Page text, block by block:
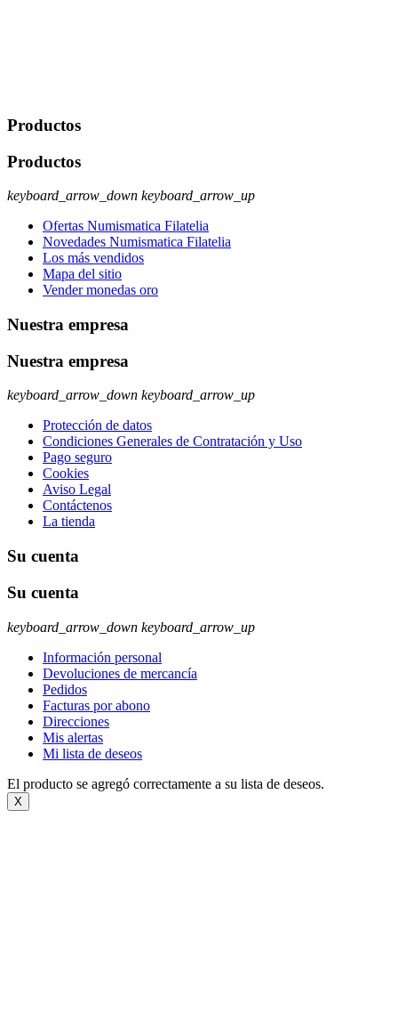
Productos
Productos
keyboard_arrow_down keyboard_arrow_up
Ofertas Numismatica Filatelia
Novedades Numismatica Filatelia
Los más vendidos
Mapa del sitio
Vender monedas oro
Nuestra empresa
Nuestra empresa
keyboard_arrow_down keyboard_arrow_up
Protección de datos
Condiciones Generales de Contratación y Uso
Pago seguro
Cookies
Aviso Legal
Contáctenos
La tienda
Su cuenta
Su cuenta
keyboard_arrow_down keyboard_arrow_up
Información personal
Devoluciones de mercancía
Pedidos
Facturas por abono
Direcciones
Mis alertas
Mi lista de deseos
El producto se agregó correctamente a su lista de deseos.
X